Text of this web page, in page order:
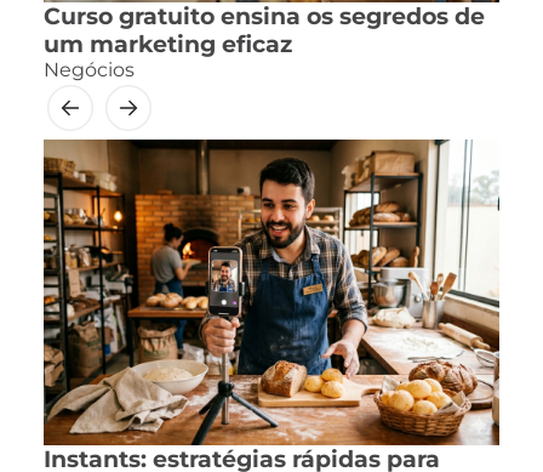
Curso gratuito ensina os segredos de
um marketing eficaz
Negócios
Instants: estratégias rápidas para